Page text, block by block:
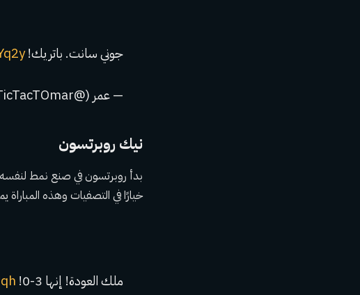
جوني سانت. باتريك!
— عمر (@TicTacTOmar)
نيك روبرتسون
بدأ روبرتسون في صنع نمط
خيارًا في التصفيات وهذه
ملك العودة! إنها 3-0!